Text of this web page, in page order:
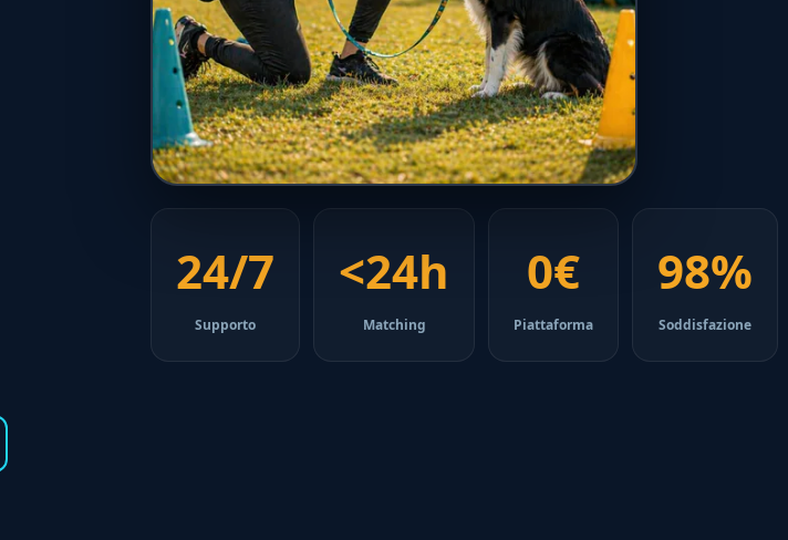
24/7
Supporto
<24h
Matching
0€
Piattaforma
98%
Soddisfazione